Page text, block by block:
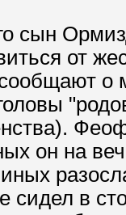
сын
от
о
он на
сидел в